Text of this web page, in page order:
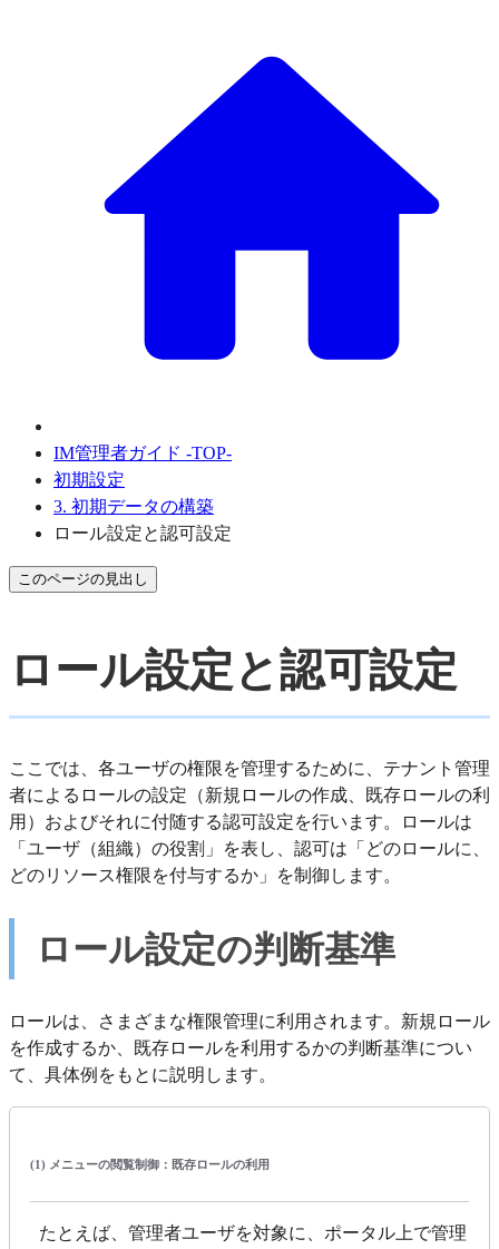
IM管理者ガイド -TOP-
初期設定
3. 初期データの構築
ロール設定と認可設定
このページの見出し
ロール設定と認可設定
ここでは、各ユーザの権限を管理するために、テナント管理
者によるロールの設定（新規ロールの作成、既存ロールの利
用）およびそれに付随する認可設定を行います。ロールは
「ユーザ（組織）の役割」を表し、認可は「どのロールに、
どのリソース権限を付与するか」を制御します。
ロール設定の判断基準
ロールは、さまざまな権限管理に利用されます。新規ロール
を作成するか、既存ロールを利用するかの判断基準につい
て、具体例をもとに説明します。
(1) メニューの閲覧制御：既存ロールの利用
たとえば、管理者ユーザを対象に、ポータル上で管理